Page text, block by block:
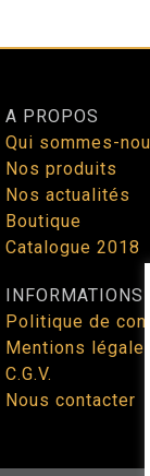
A PROPOS
Qui sommes-
Nos produits
Nos actualités
Boutique
Catalogue 2018
INFORMATIONS
Politique de
Mentions légales
C.G.V.
Nous contacter